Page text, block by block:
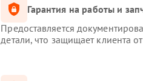
Гарантия на работы и
Предоставляется
детали, что защищает клиента